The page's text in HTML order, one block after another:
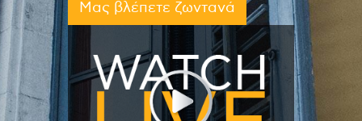
Μας βλέπετε ζωντανά